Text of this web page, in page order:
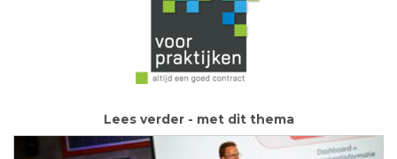
Lees verder - met dit thema